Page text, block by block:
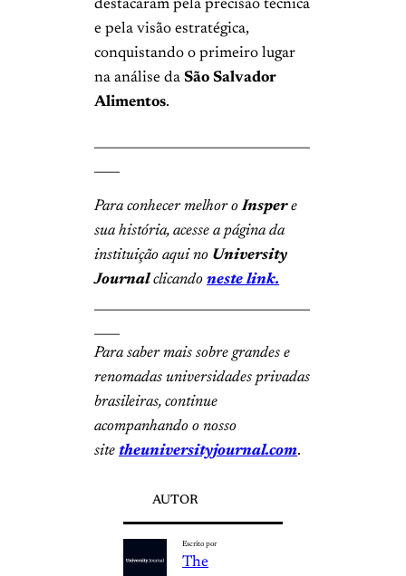
destacaram pela precisão técnica
e pela visão estratégica,
conquistando o primeiro lugar
na análise da São Salvador
Alimentos.
Para conhecer melhor oInspere
sua história, acesse a página da
instituição aqui no University
Journalclicando neste link.
Para saber mais sobre grandes e
renomadas universidades privadas
brasileiras, continue
acompanhando o nosso
site theuniversityjournal.com.
AUTOR
Escrito por
The